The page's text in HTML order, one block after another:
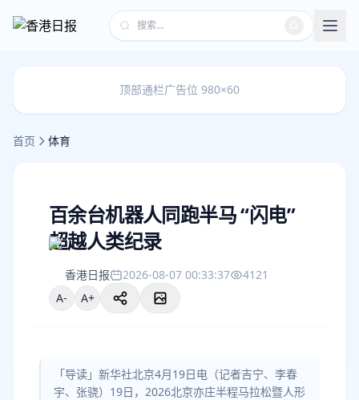
顶部通栏广告位 980×60
首页 体育
百余台机器人同跑半马 “闪电”
超越人类纪录
香港日报 2026-08-07 00:33:37
4121
A-
A+
「导读」新华社北京4月19日电（记者吉宁、李春
宇、张骁）19日，2026北京亦庄半程马拉松暨人形